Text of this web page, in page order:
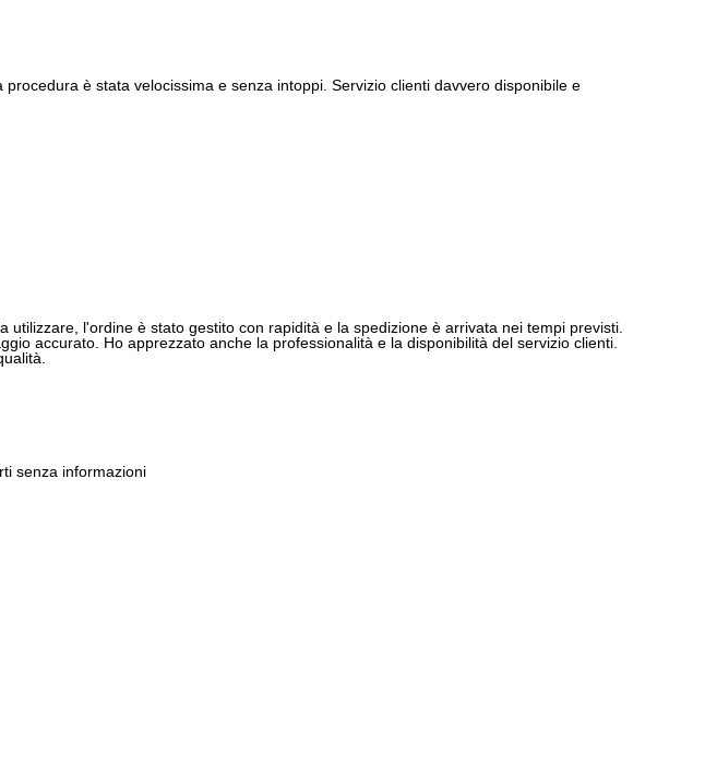
è stata velocissima e senza intoppi. Servizio clienti davvero disponibile e
l'ordine è stato gestito con rapidità e la spedizione è arrivata nei tempi previsti.
accurato. Ho apprezzato anche la professionalità e la disponibilità del servizio clienti.
senza informazioni